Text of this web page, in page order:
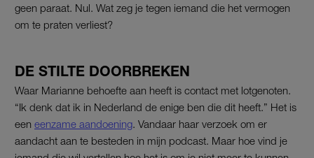
geen paraat. Nul. Wat zeg je tegen iemand die het vermogen
om te praten verliest?
DE STILTE DOORBREKEN
Waar Marianne behoefte aan heeft is contact met lotgenoten.
“Ik denk dat ik in Nederland de enige ben die dit heeft.” Het is
een eenzame aandoening . Vandaar haar verzoek om er
aandacht aan te besteden in mijn podcast. Maar hoe vind je